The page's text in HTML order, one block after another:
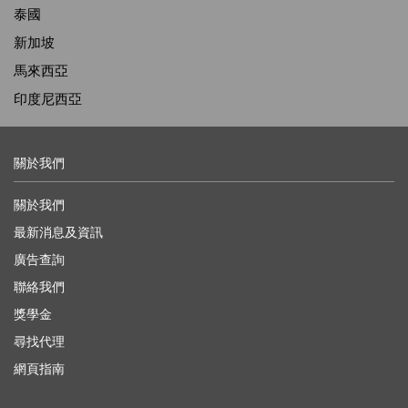
泰國
新加坡
馬來西亞
印度尼西亞
關於我們
關於我們
最新消息及資訊
廣告查詢
聯絡我們
獎學金
尋找代理
網頁指南